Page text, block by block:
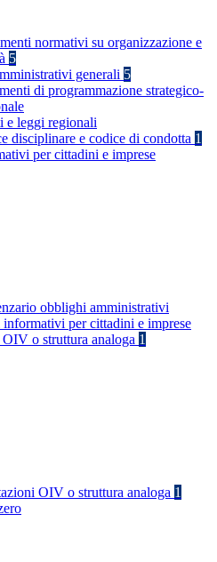
normativi su organizzazione e
5
generali 5
di programmazione strategico-
e leggi regionali
disciplinare e codice di condotta 1
per cittadini e imprese
obblighi amministrativi
informativi per cittadini e imprese
o struttura analoga 1
OIV o struttura analoga 1